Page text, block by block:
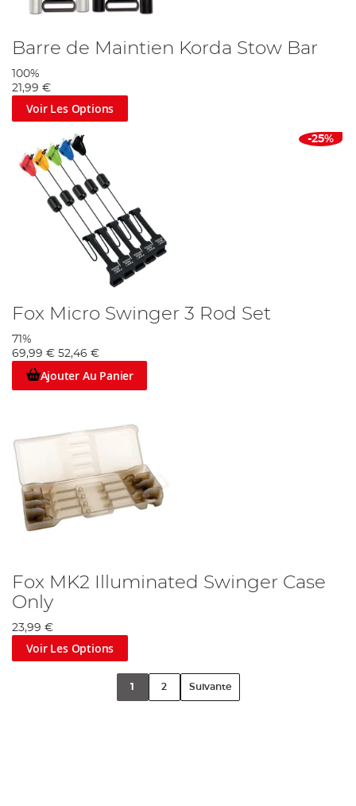
Barre de Maintien Korda Stow Bar
100%
21,99 €
Voir Les Options
-25%
Fox Micro Swinger 3 Rod Set
71%
69,99 € 52,46 €
Ajouter Au Panier
Fox MK2 Illuminated Swinger Case
Only
23,99 €
Voir Les Options
1 2 Suivante